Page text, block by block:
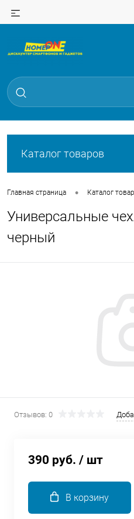
Каталог товаров
Главная страница • Каталог
Универсальные
черный
Отзывов: 0
390 руб. / шт
В корзину
Для клиентов всех банков
Разбейте
без переплат
Сегодня
выбранный
списываться
по25 %каждые 2